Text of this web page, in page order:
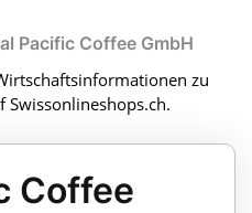
Pacific Coffee GmbH
zu
Swissonlineshops.ch.
Coffee